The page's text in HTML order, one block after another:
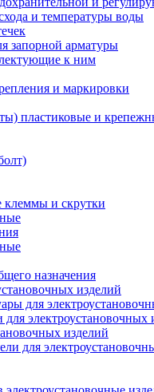
и температуры воды
запорной арматуры
к ним
и маркировки
пластиковые и
и скрутки
назначения
изделий
для
электроустановочных
изделий
для